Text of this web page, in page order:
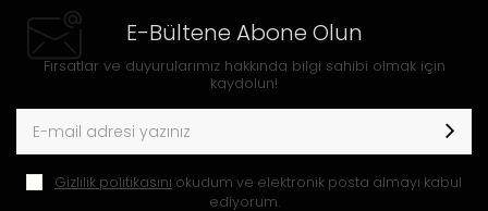
E-Bültene Abone Olun
Fırsatlar ve duyurularımız hakkında bilgi sahibi olmak için
kaydolun!
Gizlilik politikasını okudum ve elektronik posta almayı kabul
ediyorum.